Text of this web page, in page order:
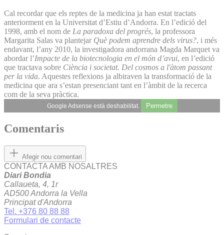
Cal recordar que els reptes de la medicina ja han estat tractats
anteriorment en la Universitat d’Estiu d’Andorra. En l’edició del
1998, amb el nom de La paradoxa del progrés, la professora
Margarita Salas va plantejar Què podem aprendre dels virus?, i més
endavant, l’any 2010, la investigadora andorrana Magda Marquet va
abordar l’Impacte de la biotecnologia en el món d’avui, en l’edició
que tractava sobre Ciència i societat. Del cosmos a l'àtom passant
per la vida. Aquestes reflexions ja albiraven la transformació de la
medicina que ara s’estan presenciant tant en l’àmbit de la recerca
com de la seva pràctica.
Google Adsense està deshabilitat. Permetre
Comentaris
Afegir nou comentari
CONTACTA AMB NOSALTRES
Diari Bondia
Callaueta, 4, 1r
AD500 Andorra la Vella
Principat d'Andorra
Tel. +376 80 88 88
Formulari de contacte